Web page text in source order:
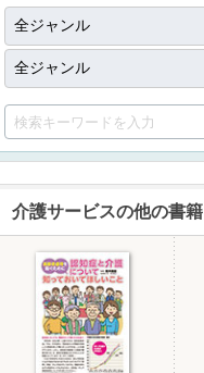
介護サービスの他の書籍